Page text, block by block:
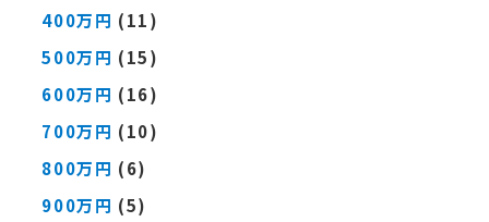
400万円 (11)
500万円 (15)
600万円 (16)
700万円 (10)
800万円 (6)
900万円 (5)